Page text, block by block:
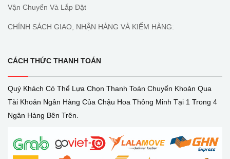
Vận Chuyển Và Lắp Đặt
CHÍNH SÁCH GIAO, NHẬN HÀNG VÀ KIỂM HÀNG:
CÁCH THỨC THANH TOÁN
Quý Khách Có Thể Lựa Chọn Thanh Toán Chuyển Khoản Qua
Tài Khoản Ngân Hàng Của Chậu Hoa Thông Minh Tại 1 Trong 4
Ngân Hàng Bên Trên.